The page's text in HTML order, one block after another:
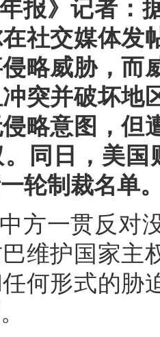
年报》记者：
社交媒体发
略威胁，而
突并破坏地
略意图，但
同日，美
轮制裁名单
方一贯反对
维护国家主
何形式的胁